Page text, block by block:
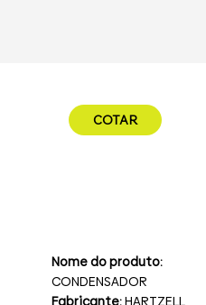
COTAR
Nome do produto:
CONDENSADOR